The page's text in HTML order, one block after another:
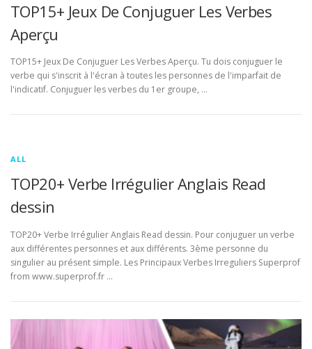
TOP15+ Jeux De Conjuguer Les Verbes
Aperçu
TOP15+ Jeux De Conjuguer Les Verbes Aperçu. Tu dois conjuguer le
verbe qui s'inscrit à l'écran à toutes les personnes de l'imparfait de
l'indicatif. Conjuguer les verbes du 1er groupe, …
ALL
TOP20+ Verbe Irrégulier Anglais Read
dessin
TOP20+ Verbe Irrégulier Anglais Read dessin. Pour conjuguer un verbe
aux différentes personnes et aux différents. 3ème personne du
singulier au présent simple. Les Principaux Verbes Irreguliers Superprof
from www.superprof.fr …